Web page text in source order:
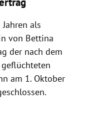
als
von Bettina
der nach dem
am 1. Oktober